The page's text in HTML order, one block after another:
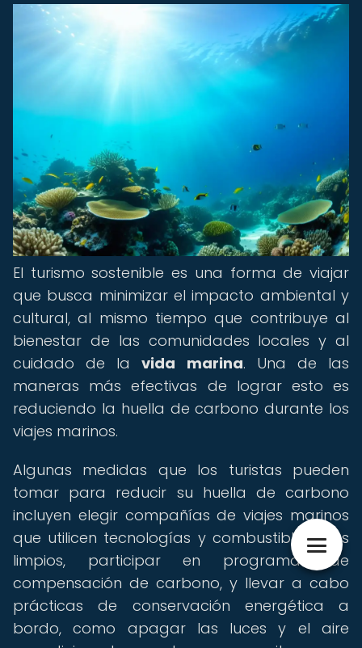
El turismo sostenible es una forma de viajar
que busca minimizar el impacto ambiental y
cultural, al mismo tiempo que contribuye al
bienestar de las comunidades locales y al
cuidado de lavida marina. Una de las
maneras más efectivas de lograr esto es
reduciendo la huella de carbono durante los
viajes marinos.
Algunas medidas que los turistas pueden
tomar para reducir su huella de carbono
incluyen elegir compañías de viajes marinos
que utilicen tecnologías y combustibles más
limpios, participar en programas de
compensación de carbono, y llevar a cabo
prácticas de conservación energética a
bordo, como apagar las luces y el aire